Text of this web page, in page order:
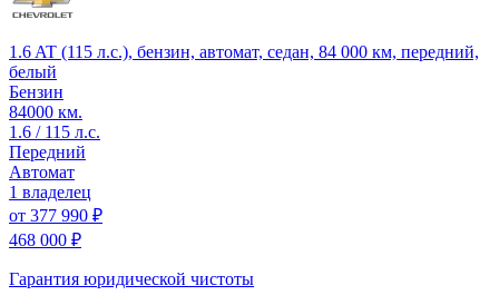
1.6 AT (115 л.с.), бензин, автомат, седан, 84 000 км, передний,
белый
Бензин
84000 км.
1.6 / 115 л.с.
Передний
Автомат
1 владелец
от 377 990 ₽
468 000 ₽
Гарантия юридической чистоты